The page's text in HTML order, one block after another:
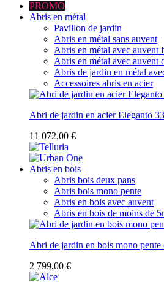
PROMO
Abris en métal
Pavillon de jardin
Abris en métal sans auvent
Abris en métal avec auvent
Abris en métal avec auvent
Abris de jardin en métal
Accessoires abris en acier
Abri de jardin en acier Eleganto
11 072,00 €
Abris en bois
Abris bois deux pans
Abris bois mono pente
Abris en bois avec auvent
Abris en bois de moins de
Abri de jardin en bois mono pente
2 799,00 €